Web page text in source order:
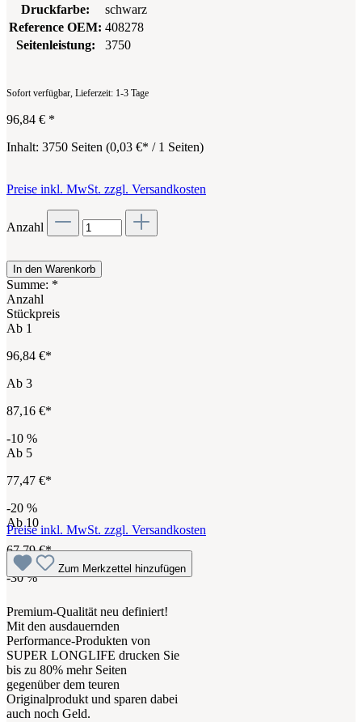
Druckfarbe:
schwarz
Reference OEM: 408278
Seitenleistung:
3750
Sofort verfügbar, Lieferzeit: 1-3 Tage
96,84 € *
Inhalt: 3750 Seiten (0,03 €* / 1 Seiten)
Preise inkl. MwSt. zzgl. Versandkosten
Anzahl
In den Warenkorb
Summe: *
Anzahl
Stückpreis
Ab 1
96,84 €*
Ab 3
87,16 €*
-10 %
Ab 5
77,47 €*
-20 %
Ab10
67,79 €*
-30%
Preise inkl. MwSt. zzgl. Versandkosten
Zum Merkzettel hinzufügen
Premium-Qualität neu definiert!
Mit den ausdauernden
Performance-Produkten von
SUPER LONGLIFE drucken Sie
bis zu 80% mehr Seiten
gegenüber dem teuren
Originalprodukt und sparen dabei
auch noch Geld.